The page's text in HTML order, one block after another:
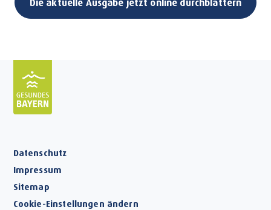
Datenschutz
Impressum
Sitemap
Cookie-Einstellungen ändern